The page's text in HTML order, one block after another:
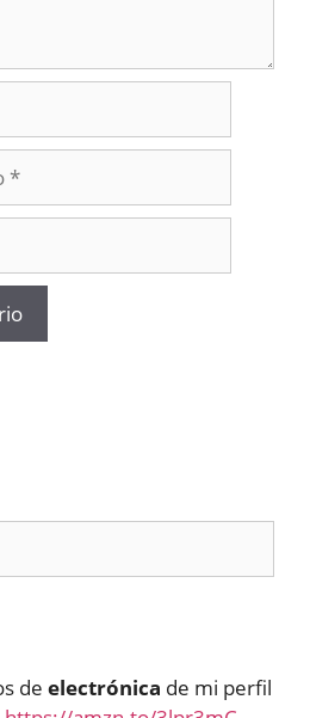
de electrónica de mi perfil